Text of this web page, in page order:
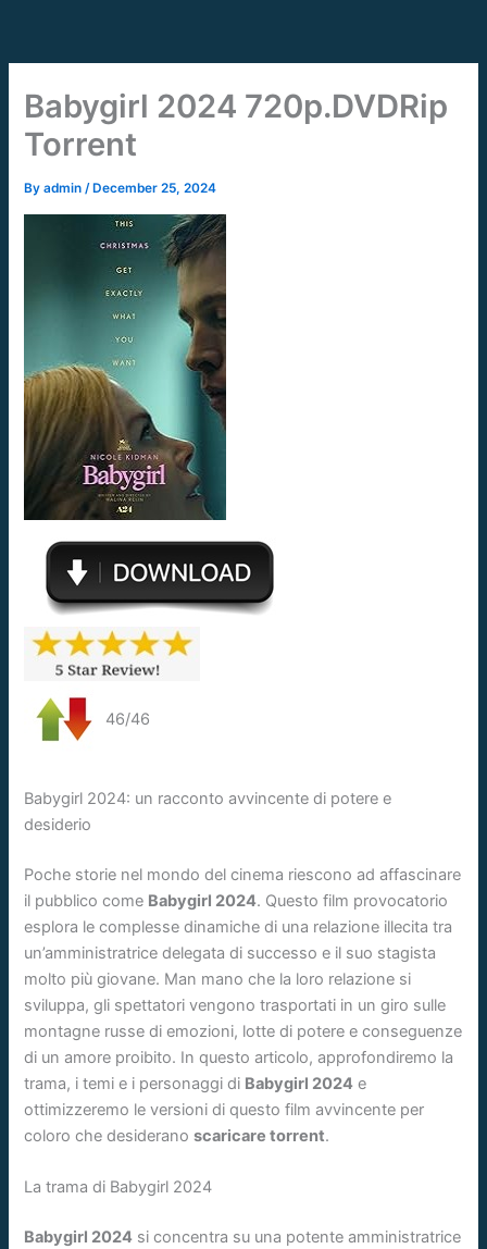
content
Babygirl 2024 720p.DVDRip
Torrent
Byadmin/ December 25, 2024
46/46
Babygirl 2024: un racconto avvincente di potere e
desiderio
Poche storie nel mondo del cinema riescono ad affascinare
il pubblico come Babygirl 2024. Questo film provocatorio
esplora le complesse dinamiche di una relazione illecita tra
un’amministratrice delegata di successo e il suo stagista
molto più giovane. Man mano che la loro relazione si
sviluppa, gli spettatori vengono trasportati in un giro sulle
montagne russe di emozioni, lotte di potere e conseguenze
di un amore proibito. In questo articolo, approfondiremo la
trama, i temi e i personaggi di Babygirl 2024 e
ottimizzeremo le versioni di questo film avvincente per
coloro che desideranoscaricare torrent.
La trama di Babygirl 2024
Babygirl 2024 si concentra su una potente amministratrice